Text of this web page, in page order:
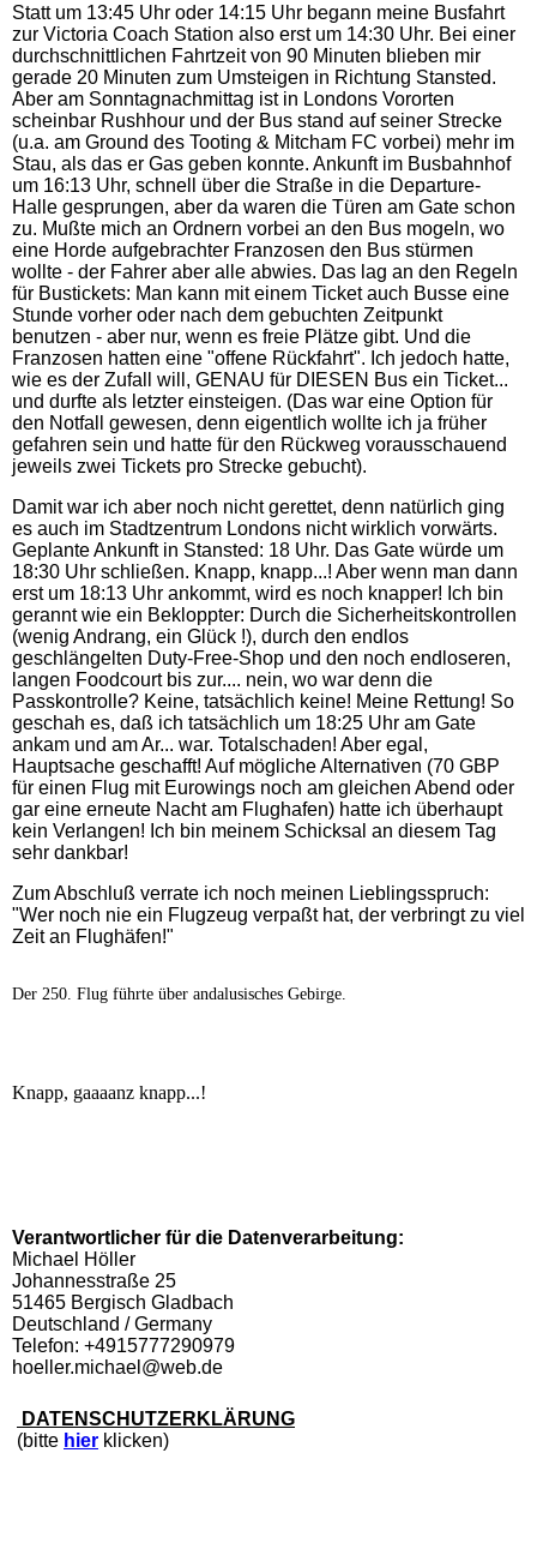
Statt um 13:45 Uhr oder 14:15 Uhr begann meine Busfahrt
zur Victoria Coach Station also erst um 14:30 Uhr. Bei einer
durchschnittlichen Fahrtzeit von 90 Minuten blieben mir
gerade 20 Minuten zum Umsteigen in Richtung Stansted.
Aber am Sonntagnachmittag ist in Londons Vororten
scheinbar Rushhour und der Bus stand auf seiner Strecke
(u.a. am Ground des Tooting & Mitcham FC vorbei) mehr im
Stau, als das er Gas geben konnte. Ankunft im Busbahnhof
um 16:13 Uhr, schnell über die Straße in die Departure-
Halle gesprungen, aber da waren die Türen am Gate schon
zu. Mußte mich an Ordnern vorbei an den Bus mogeln, wo
eine Horde aufgebrachter Franzosen den Bus stürmen
wollte - der Fahrer aber alle abwies. Das lag an den Regeln
für Bustickets: Man kann mit einem Ticket auch Busse eine
Stunde vorher oder nach dem gebuchten Zeitpunkt
benutzen - aber nur, wenn es freie Plätze gibt. Und die
Franzosen hatten eine "offene Rückfahrt". Ich jedoch hatte,
wie es der Zufall will, GENAU für DIESEN Bus ein Ticket...
und durfte als letzter einsteigen. (Das war eine Option für
den Notfall gewesen, denn eigentlich wollte ich ja früher
gefahren sein und hatte für den Rückweg vorausschauend
jeweils zwei Tickets pro Strecke gebucht).
Damit war ich aber noch nicht gerettet, denn natürlich ging
es auch im Stadtzentrum Londons nicht wirklich vorwärts.
Geplante Ankunft in Stansted: 18 Uhr. Das Gate würde um
18:30 Uhr schließen. Knapp, knapp...! Aber wenn man dann
erst um 18:13 Uhr ankommt, wird es noch knapper! Ich bin
gerannt wie ein Bekloppter: Durch die Sicherheitskontrollen
(wenig Andrang, ein Glück !), durch den endlos
geschlängelten Duty-Free-Shop und den noch endloseren,
langen Foodcourt bis zur.... nein, wo war denn die
Passkontrolle? Keine, tatsächlich keine! Meine Rettung! So
geschah es, daß ich tatsächlich um 18:25 Uhr am Gate
ankam und am Ar... war. Totalschaden! Aber egal,
Hauptsache geschafft! Auf mögliche Alternativen (70 GBP
für einen Flug mit Eurowings noch am gleichen Abend oder
gar eine erneute Nacht am Flughafen) hatte ich überhaupt
kein Verlangen! Ich bin meinem Schicksal an diesem Tag
sehr dankbar!
Zum Abschluß verrate ich noch meinen Lieblingsspruch:
"Wer noch nie ein Flugzeug verpaßt hat, der verbringt zu viel
Zeit an Flughäfen!"
Der 250. Flug führte über andalusisches Gebirge.
Knapp, gaaaanz knapp...!
Verantwortlicher für die Datenverarbeitung:
Michael Höller
Johannesstraße 25
51465 Bergisch Gladbach
Deutschland / Germany
Telefon: +4915777290979
hoeller.michael@web.de
DATENSCHUTZERKLÄRUNG
(bitte hier klicken)